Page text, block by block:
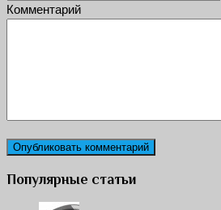
Комментарий
Популярные статьи